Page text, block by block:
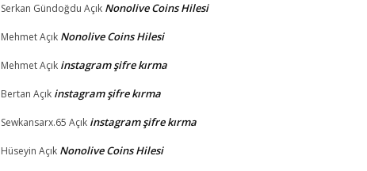
Serkan Gündoğdu Açık Nonolive Coins Hilesi
MehmetAçık Nonolive Coins Hilesi
MehmetAçık instagram şifre kırma
Bertan Açık instagram şifre kırma
Sewkansarx.65 Açık instagram şifre kırma
Hüseyin Açık Nonolive Coins Hilesi